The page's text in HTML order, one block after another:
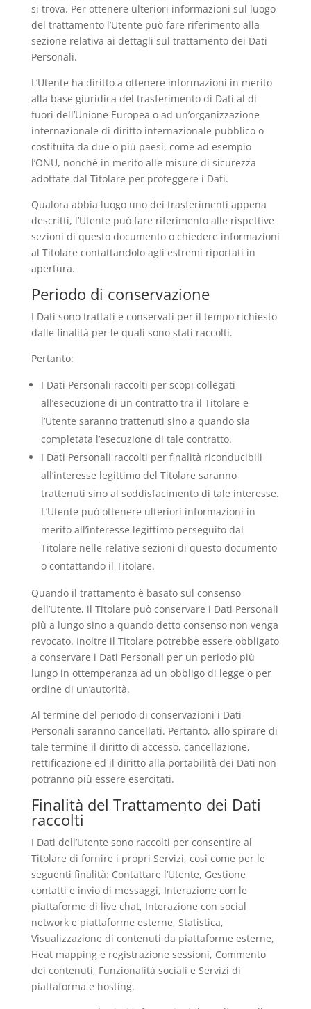
si trova. Per ottenere ulteriori informazioni sul luogo
del trattamento l’Utente può fare riferimento alla
sezione relativa ai dettagli sul trattamento dei Dati
Personali.
L’Utente ha diritto a ottenere informazioni in merito
alla base giuridica del trasferimento di Dati al di
fuori dell’Unione Europea o ad un’organizzazione
internazionale di diritto internazionale pubblico o
costituita da due o più paesi, come ad esempio
l’ONU, nonché in merito alle misure di sicurezza
adottate dal Titolare per proteggere i Dati.
Qualora abbia luogo uno dei trasferimenti appena
descritti, l’Utente può fare riferimento alle rispettive
sezioni di questo documento o chiedere informazioni
al Titolare contattandolo agli estremi riportati in
apertura.
Periodo di conservazione
I Dati sono trattati e conservati per il tempo richiesto
dalle finalità per le quali sono stati raccolti.
Pertanto:
I Dati Personali raccolti per scopi collegati
all’esecuzione di un contratto tra il Titolare e
l’Utente saranno trattenuti sino a quando sia
completata l’esecuzione di tale contratto.
I Dati Personali raccolti per finalità riconducibili
all’interesse legittimo del Titolare saranno
trattenuti sino al soddisfacimento di tale interesse.
L’Utente può ottenere ulteriori informazioni in
merito all’interesse legittimo perseguito dal
Titolare nelle relative sezioni di questo documento
o contattando il Titolare.
Quando il trattamento è basato sul consenso
dell’Utente, il Titolare può conservare i Dati Personali
più a lungo sino a quando detto consenso non venga
revocato. Inoltre il Titolare potrebbe essere obbligato
a conservare i Dati Personali per un periodo più
lungo in ottemperanza ad un obbligo di legge o per
ordine di un’autorità.
Al termine del periodo di conservazioni i Dati
Personali saranno cancellati. Pertanto, allo spirare di
tale termine il diritto di accesso, cancellazione,
rettificazione ed il diritto alla portabilità dei Dati non
potranno più essere esercitati.
Finalità del Trattamento dei Dati
raccolti
I Dati dell’Utente sono raccolti per consentire al
Titolare di fornire i propri Servizi, così come per le
seguenti finalità: Contattare l’Utente, Gestione
contatti e invio di messaggi, Interazione con le
piattaforme di live chat, Interazione con social
network e piattaforme esterne, Statistica,
Visualizzazione di contenuti da piattaforme esterne,
Heat mapping e registrazione sessioni, Commento
dei contenuti, Funzionalità sociali e Servizi di
piattaforma e hosting.